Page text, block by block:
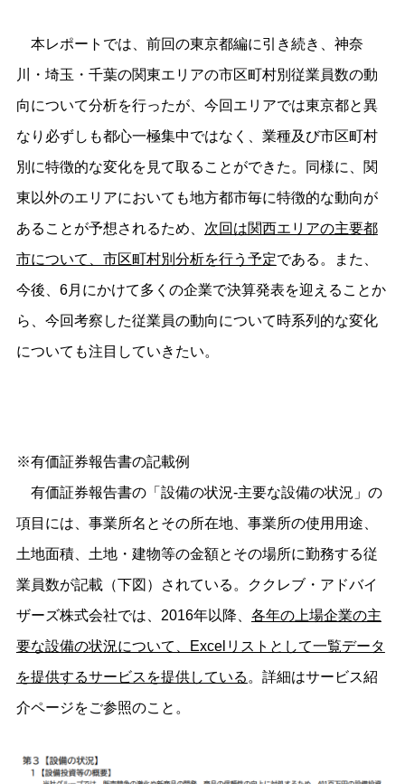
本レポートでは、前回の東京都編に引き続き、神奈
川・埼玉・千葉の関東エリアの市区町村別従業員数の動
向について分析を行ったが、今回エリアでは東京都と異
なり必ずしも都心一極集中ではなく、業種及び市区町村
別に特徴的な変化を見て取ることができた。同様に、関
東以外のエリアにおいても地方都市毎に特徴的な動向が
あることが予想されるため、 次回は関西エリアの主要都
市について、市区町村別分析を行う予定である。また、
今後、6月にかけて多くの企業で決算発表を迎えることか
ら、今回考察した従業員の動向について時系列的な変化
についても注目していきたい。
※有価証券報告書の記載例
有価証券報告書の「設備の状況-主要な設備の状況」の
項目には、事業所名とその所在地、事業所の使用用途、
土地面積、土地・建物等の金額とその場所に勤務する従
業員数が記載（下図）されている。ククレブ・アドバイ
ザーズ株式会社では、2016年以降、 各年の上場企業の主
要な設備の状況について、Excelリストとして一覧データ
を提供するサービスを提供している 。詳細はサービス紹
介ページをご参照のこと。